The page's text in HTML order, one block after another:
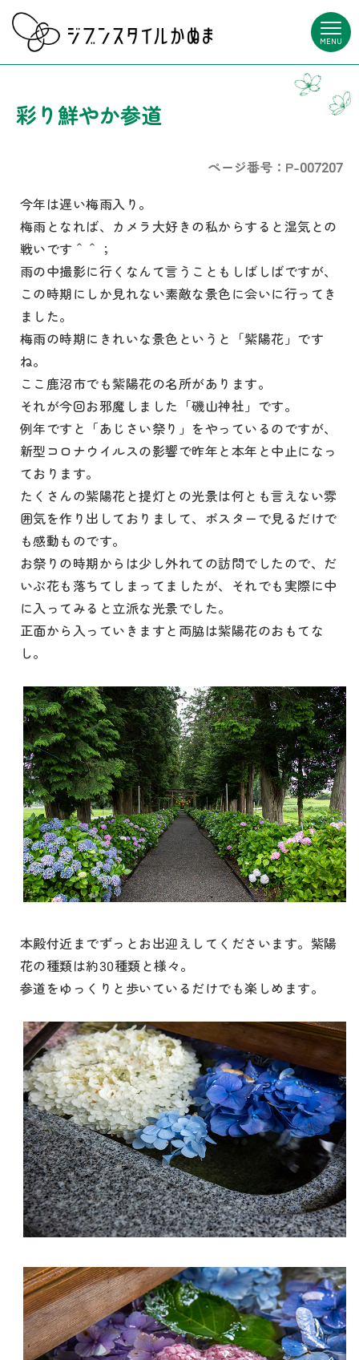
MENU
彩り鮮やか参道
ページ番号：P-007207
今年は遅い梅雨入り。
梅雨となれば、カメラ大好きの私からすると湿気との
戦いです＾＾；
雨の中撮影に行くなんて言うこともしばしばですが、
この時期にしか見れない素敵な景色に会いに行ってき
ました。
梅雨の時期にきれいな景色というと「紫陽花」です
ね。
ここ鹿沼市でも紫陽花の名所があります。
それが今回お邪魔しました「磯山神社」です。
例年ですと「あじさい祭り」をやっているのですが、
新型コロナウイルスの影響で昨年と本年と中止になっ
ております。
たくさんの紫陽花と提灯との光景は何とも言えない雰
囲気を作り出しておりまして、ポスターで見るだけで
も感動ものです。
お祭りの時期からは少し外れての訪問でしたので、だ
いぶ花も落ちてしまってましたが、それでも実際に中
に入ってみると立派な光景でした。
正面から入っていきますと両脇は紫陽花のおもてな
し。
本殿付近までずっとお出迎えしてくださいます。紫陽
花の種類は約30種類と様々。
参道をゆっくりと歩いているだけでも楽しめます。